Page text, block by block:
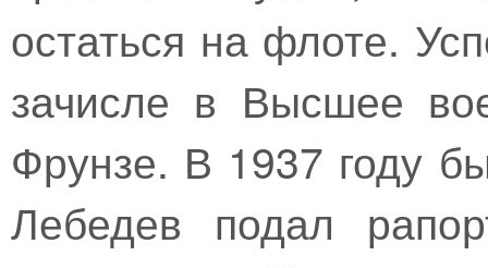
остаться на флоте.
зачисле в Высшее
Фрунзе. В 1937 году
Лебедев подал